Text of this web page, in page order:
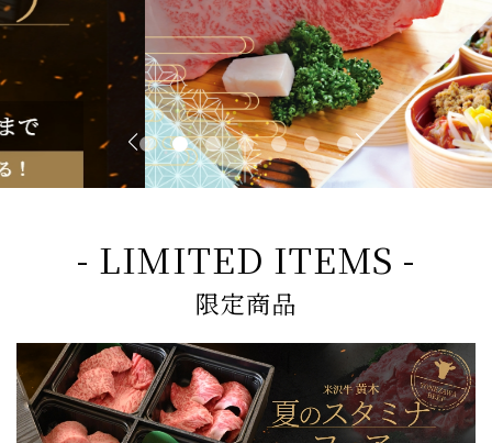
- LIMITED ITEMS -
限定商品